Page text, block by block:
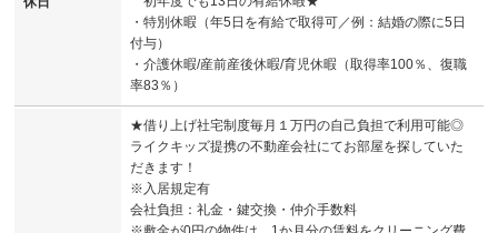
・特別休暇（年5日を有給で取得可／例：結婚の際に5日
付与）
・介護休暇/産前産後休暇/育児休暇（取得率100％、復職
率83％）
★借り上げ社宅制度毎月１万円の自己負担で利用可能◎
ライクキッズ提携の不動産会社にてお部屋を探していた
だきます！
※入居規定有
会社負担：礼金・鍵交換・仲介手数料